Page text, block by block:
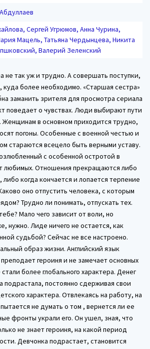
Сергей Угрюмов, Анна Чурина,
Мацель, Татьяна Чердынцева, Никита
Валерий Зеленский
не так уж и трудно. А совершать поступки,
куда более необходимо. «Старшая сестра»
заманить зрителя для просмотра сериала
поведает о чувствах. Люди выбирают пути
Женщинам в основном приходится трудно,
погоны. Особенные с военной честью и
стараются всецело быть верными уставу.
с особенной остротой в
любимых. Отношения прекращаются либо
когда кончается и лопается терпение
оно отпустить человека, с которым
Трудно ли понимать, отпускать тех.
Мало чего зависит от воли, но
нужно. Лиде ничего не остается, как
судьбой? Сейчас не все настроено.
образ жизни. Английский язык
героиня и не замечает основных
более глобального характера. Денег
подрастала, постоянно сдерживая свои
характера. Отвлекаясь на работу, на
не думать о том , вернется ли ее
фронты украли его. Он ушел, зная, что
не знает героиня, на какой период
Девчонка подрастает, становится